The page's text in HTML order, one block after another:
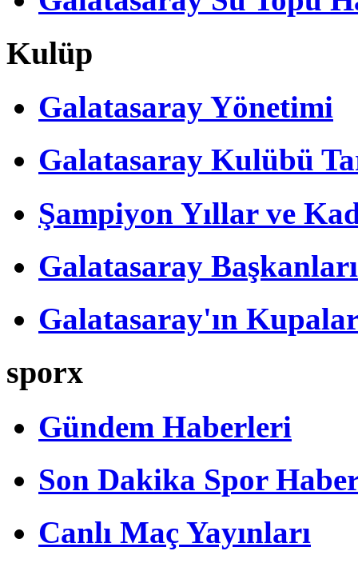
Kulüp
Galatasaray Yönetimi
Galatasaray Kulübü
Şampiyon Yıllar ve
Galatasaray Başkanları
Galatasaray'ın
sporx
Gündem Haberleri
Son Dakika Spor
Canlı Maç Yayınları